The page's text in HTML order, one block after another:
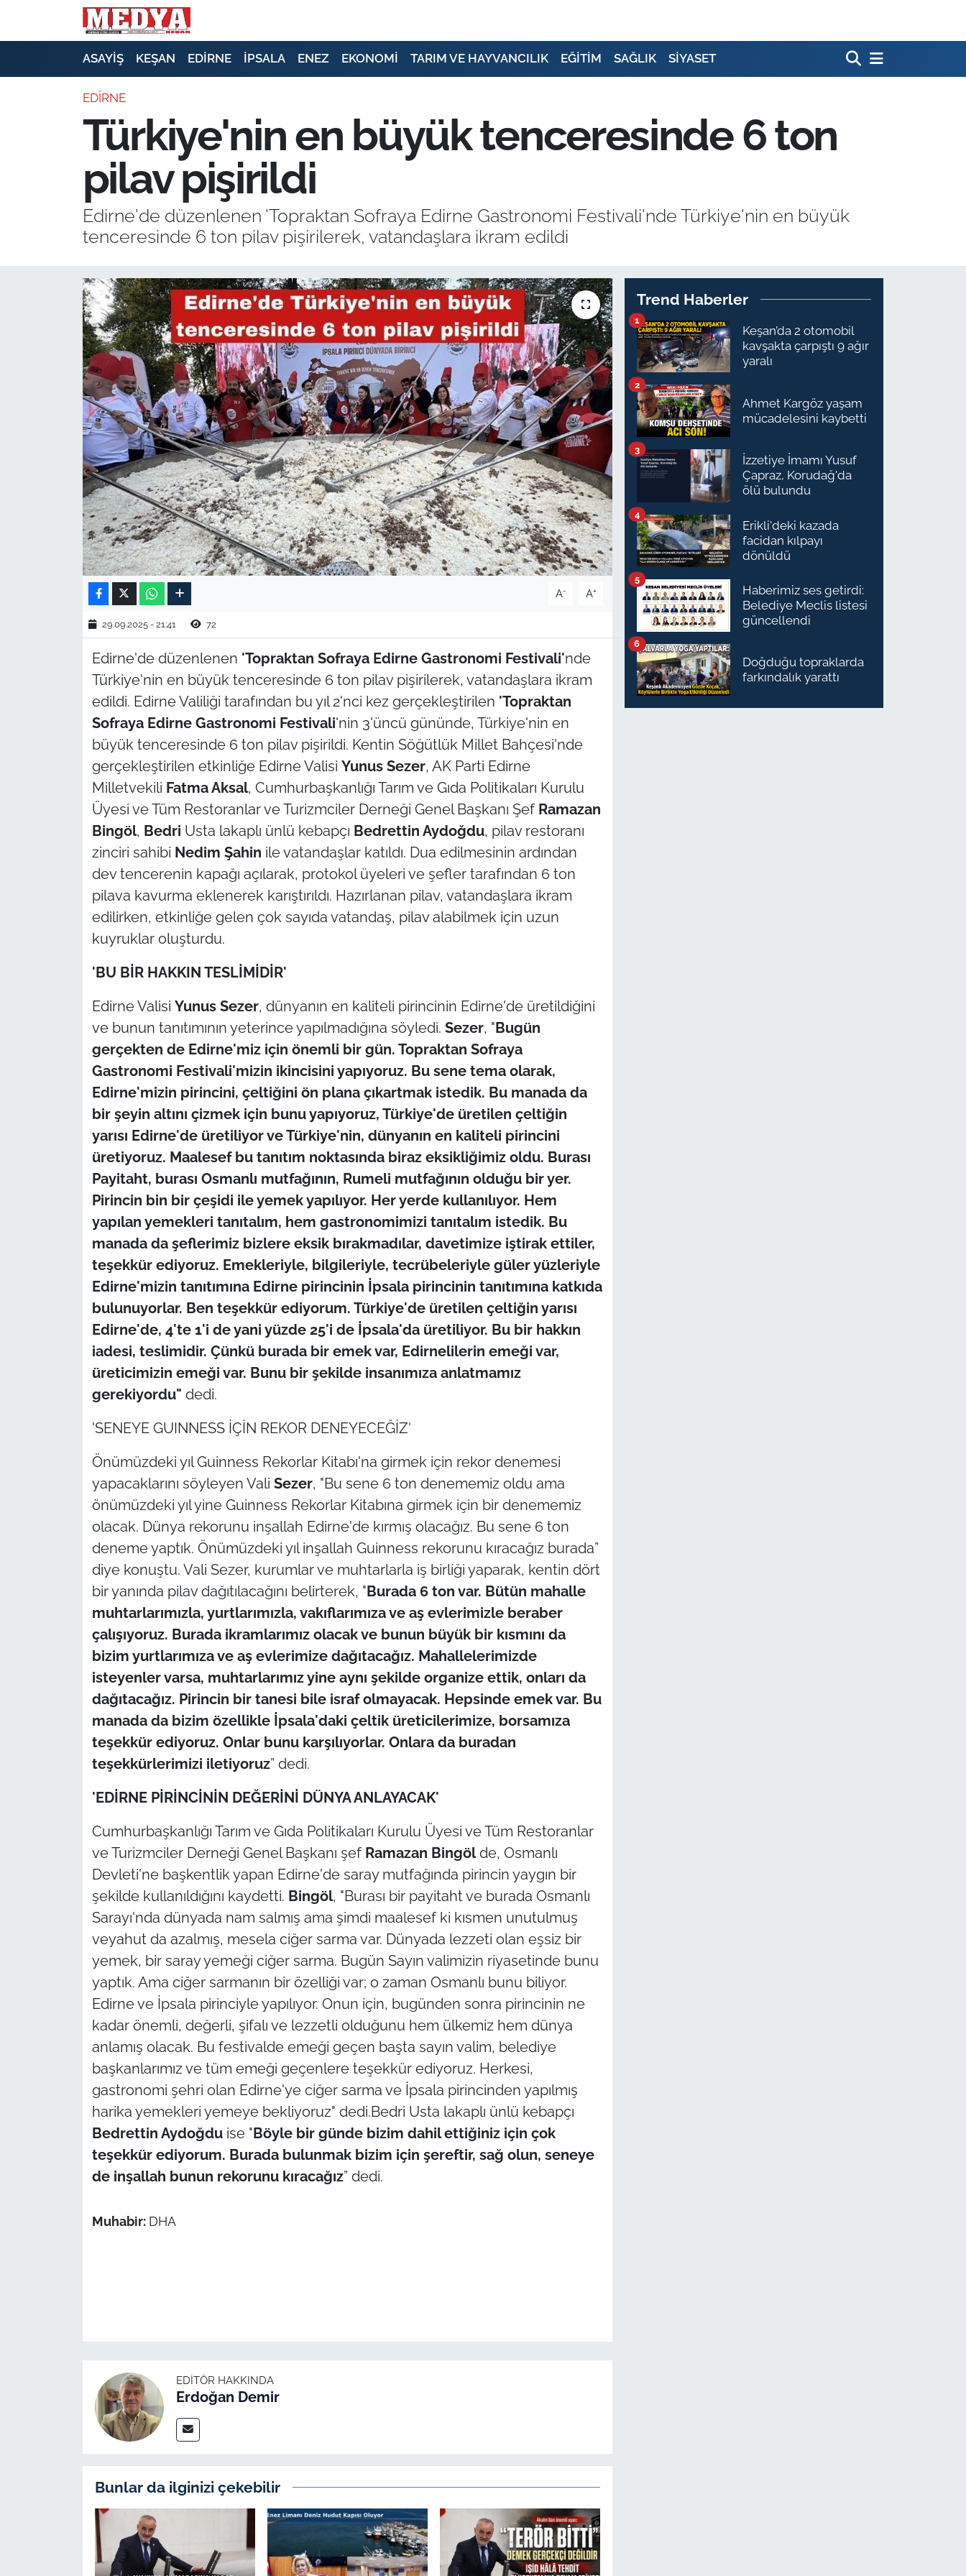
ASAYİŞ KEŞAN EDİRNE İPSALA ENEZ EKONOMİ TARIM VE HAYVANCILIK EĞİTİM SAĞLIK SİYASET
EDİRNE
Türkiye'nin en büyük tenceresinde 6 ton
pilav pişirildi
Edirne'de düzenlenen 'Topraktan Sofraya Edirne Gastronomi Festivali'nde Türkiye'nin en büyük
tenceresinde 6 ton pilav pişirilerek, vatandaşlara ikram edildi
A- A+
29.09.2025 - 21:41 72
Edirne'de düzenlenen 'Topraktan Sofraya Edirne Gastronomi Festivali'nde
Türkiye'nin en büyük tenceresinde 6 ton pilav pişirilerek, vatandaşlara ikram
edildi. Edirne Valiliği tarafından bu yıl 2'nci kez gerçekleştirilen 'Topraktan
Sofraya Edirne Gastronomi Festivali'nin 3'üncü gününde, Türkiye'nin en
büyük tenceresinde 6 ton pilav pişirildi. Kentin Söğütlük Millet Bahçesi'nde
gerçekleştirilen etkinliğe Edirne Valisi Yunus Sezer, AK Parti Edirne
Milletvekili Fatma Aksal, Cumhurbaşkanlığı Tarım ve Gıda Politikaları Kurulu
Üyesi ve Tüm Restoranlar ve Turizmciler Derneği Genel Başkanı Şef Ramazan
Bingöl, Bedri Usta lakaplı ünlü kebapçı Bedrettin Aydoğdu, pilav restoranı
zinciri sahibi Nedim Şahin ile vatandaşlar katıldı. Dua edilmesinin ardından
dev tencerenin kapağı açılarak, protokol üyeleri ve şefler tarafından 6 ton
pilava kavurma eklenerek karıştırıldı. Hazırlanan pilav, vatandaşlara ikram
edilirken, etkinliğe gelen çok sayıda vatandaş, pilav alabilmek için uzun
kuyruklar oluşturdu.
'BU BİR HAKKIN TESLİMİDİR'
Edirne Valisi Yunus Sezer, dünyanın en kaliteli pirincinin Edirne'de üretildiğini
ve bunun tanıtımının yeterince yapılmadığına söyledi. Sezer, "Bugün
gerçekten de Edirne'miz için önemli bir gün. Topraktan Sofraya
Gastronomi Festivali'mizin ikincisini yapıyoruz. Bu sene tema olarak,
Edirne'mizin pirincini, çeltiğini ön plana çıkartmak istedik. Bu manada da
bir şeyin altını çizmek için bunu yapıyoruz, Türkiye'de üretilen çeltiğin
yarısı Edirne'de üretiliyor ve Türkiye'nin, dünyanın en kaliteli pirincini
üretiyoruz. Maalesef bu tanıtım noktasında biraz eksikliğimiz oldu. Burası
Payitaht, burası Osmanlı mutfağının, Rumeli mutfağının olduğu bir yer.
Pirincin bin bir çeşidi ile yemek yapılıyor. Her yerde kullanılıyor. Hem
yapılan yemekleri tanıtalım, hem gastronomimizi tanıtalım istedik. Bu
manada da şeflerimiz bizlere eksik bırakmadılar, davetimize iştirak ettiler,
teşekkür ediyoruz. Emekleriyle, bilgileriyle, tecrübeleriyle güler yüzleriyle
Edirne'mizin tanıtımına Edirne pirincinin İpsala pirincinin tanıtımına katkıda
bulunuyorlar. Ben teşekkür ediyorum. Türkiye'de üretilen çeltiğin yarısı
Edirne'de, 4'te 1'i de yani yüzde 25'i de İpsala'da üretiliyor. Bu bir hakkın
iadesi, teslimidir. Çünkü burada bir emek var, Edirnelilerin emeği var,
üreticimizin emeği var. Bunu bir şekilde insanımıza anlatmamız
gerekiyordu" dedi.
'SENEYE GUINNESS İÇİN REKOR DENEYECEĞİZ'
Önümüzdeki yıl Guinness Rekorlar Kitabı'na girmek için rekor denemesi
yapacaklarını söyleyen Vali Sezer, "Bu sene 6 ton denememiz oldu ama
önümüzdeki yıl yine Guinness Rekorlar Kitabına girmek için bir denememiz
olacak. Dünya rekorunu inşallah Edirne'de kırmış olacağız. Bu sene 6 ton
deneme yaptık. Önümüzdeki yıl inşallah Guinness rekorunu kıracağız burada”
diye konuştu. Vali Sezer, kurumlar ve muhtarlarla iş birliği yaparak, kentin dört
bir yanında pilav dağıtılacağını belirterek, "Burada 6 ton var. Bütün mahalle
muhtarlarımızla, yurtlarımızla, vakıflarımıza ve aş evlerimizle beraber
çalışıyoruz. Burada ikramlarımız olacak ve bunun büyük bir kısmını da
bizim yurtlarımıza ve aş evlerimize dağıtacağız. Mahallelerimizde
isteyenler varsa, muhtarlarımız yine aynı şekilde organize ettik, onları da
dağıtacağız. Pirincin bir tanesi bile israf olmayacak. Hepsinde emek var. Bu
manada da bizim özellikle İpsala'daki çeltik üreticilerimize, borsamıza
teşekkür ediyoruz. Onlar bunu karşılıyorlar. Onlara da buradan
teşekkürlerimizi iletiyoruz” dedi.
'EDİRNE PİRİNCİNİN DEĞERİNİ DÜNYA ANLAYACAK'
Cumhurbaşkanlığı Tarım ve Gıda Politikaları Kurulu Üyesi ve Tüm Restoranlar
ve Turizmciler Derneği Genel Başkanı şef Ramazan Bingölde, Osmanlı
Devleti'ne başkentlik yapan Edirne'de saray mutfağında pirincin yaygın bir
şekilde kullanıldığını kaydetti. Bingöl, "Burası bir payitaht ve burada Osmanlı
Sarayı'nda dünyada nam salmış ama şimdi maalesef ki kısmen unutulmuş
veyahut da azalmış, mesela ciğer sarma var. Dünyada lezzeti olan eşsiz bir
yemek, bir saray yemeği ciğer sarma. Bugün Sayın valimizin riyasetinde bunu
yaptık. Ama ciğer sarmanın bir özelliği var; o zaman Osmanlı bunu biliyor.
Edirne ve İpsala pirinciyle yapılıyor. Onun için, bugünden sonra pirincinin ne
kadar önemli, değerli, şifalı ve lezzetli olduğunu hem ülkemiz hem dünya
anlamış olacak. Bu festivalde emeği geçen başta sayın valim, belediye
başkanlarımız ve tüm emeği geçenlere teşekkür ediyoruz. Herkesi,
gastronomi şehri olan Edirne'ye ciğer sarma ve İpsala pirincinden yapılmış
harika yemekleri yemeye bekliyoruz" dedi.Bedri Usta lakaplı ünlü kebapçı
Bedrettin Aydoğduise "Böyle bir günde bizim dahil ettiğiniz için çok
teşekkür ediyorum. Burada bulunmak bizim için şereftir, sağ olun, seneye
de inşallah bunun rekorunu kıracağız” dedi.
Muhabir: DHA
EDITÖR HAKKINDA
Erdoğan Demir
Bunlar da ilginizi çekebilir
Trend Haberler
Keşan’da 2 otomobil
kavşakta çarpıştı 9 ağır
yaralı
1
Ahmet Kargöz yaşam
mücadelesini kaybetti
2
İzzetiye İmamı Yusuf
Çapraz, Korudağ'da
ölü bulundu
3
Erikli'deki kazada
facidan kılpayı
dönüldü
4
Haberimiz ses getirdi:
Belediye Meclis listesi
güncellendi
5
Doğduğu topraklarda
farkındalık yarattı
6
E-GAZETE
GÜNDEM
EKONOMİ
SAĞLIK
EĞİTİM
TARIM VE HAYVANCILIK
KÜLTÜR SANAT
RESMİ İLAN
EDİRNE
TEKİRDAĞ
KIRKLARELİ
ÇANAKKALE
TÜRKİYE
Flaş Haber
Dış Haberler
İş Dünyası
Bilim Teknoloji
English News
Gündem-Eğitim